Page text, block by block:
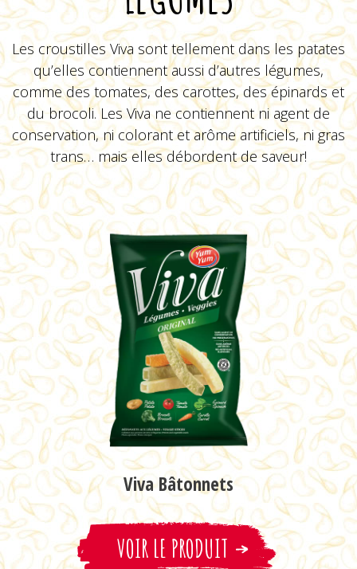
Cornichons marinés de la
réserve de mamie Lucie
VOIR LE PRODUIT
BBQ
VOIR LE PRODUIT
Sel et vinaigre
VOIR LE PRODUIT
Les croustilles Viva sont tellement dans les patates
qu’elles contiennent aussi d’autres légumes,
comme des tomates, des carottes, des épinards et
du brocoli. Les Viva ne contiennent ni agent de
conservation, ni colorant et arôme artificiels, ni gras
trans… mais elles débordent de saveur!
Viva Bâtonnets
VOIR LE PRODUIT